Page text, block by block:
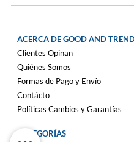
ACERCA DE GOOD AND
Clientes Opinan
Quiénes Somos
Formas de Pago y Envío
Contácto
Políticas Cambios y Garantías
CATEGORÍAS